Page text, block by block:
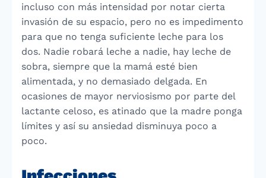
incluso con más intensidad por notar cierta
invasión de su espacio, pero no es impedimento
para que no tenga suficiente leche para los
dos. Nadie robará leche a nadie, hay leche de
sobra, siempre que la mamá esté bien
alimentada, y no demasiado delgada. En
ocasiones de mayor nerviosismo por parte del
lactante celoso, es atinado que la madre ponga
límites y así su ansiedad disminuya poco a
poco.